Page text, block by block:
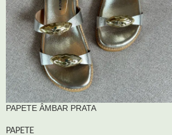
PAPETE ÂMBAR PRATA
PAPETE